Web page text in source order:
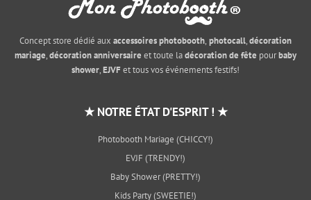
Concept store dédié aux accessoires photobooth, photocall,décoration
mariage,décoration anniversaire et toute ladécoration de fête pourbaby
shower,EJVFet tous vos événements festifs!
★ NOTRE ÉTAT D'ESPRIT ! ★
Photobooth Mariage (CHICCY!)
EVJF (TRENDY!)
Baby Shower (PRETTY!)
Kids Party (SWEETIE!)